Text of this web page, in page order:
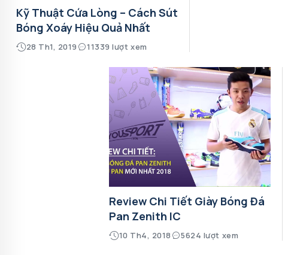
Kỹ Thuật Cứa Lòng – Cách Sút
Bóng Xoáy Hiệu Quả Nhất
28 Th1, 2019 11339 lượt xem
Review Chi Tiết Giày Bóng Đá
Pan Zenith IC
10 Th4, 2018 5624 lượt xem